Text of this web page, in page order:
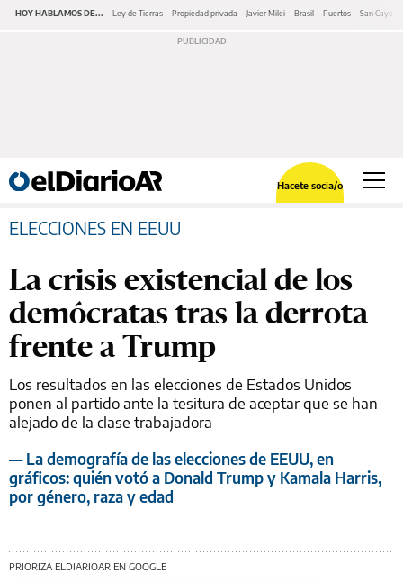
HOY HABLAMOS DE... Ley de Tierras Propiedad privada Javier Milei Brasil Puertos San
Hacete socia/o
ELECCIONES EN EEUU
La crisis existencial de los
demócratas tras la derrota
frente a Trump
Los resultados en las elecciones de Estados Unidos
ponen al partido ante la tesitura de aceptar que se han
alejado de la clase trabajadora
— La demografía de las elecciones de EEUU, en
gráficos: quién votó a Donald Trump y Kamala Harris,
por género, raza y edad
PRIORIZA ELDIARIOAR EN GOOGLE